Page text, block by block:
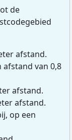
de
afstand.
van 0,8
afstand.
afstand.
op een